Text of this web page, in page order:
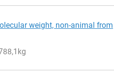
weight, non-animal from